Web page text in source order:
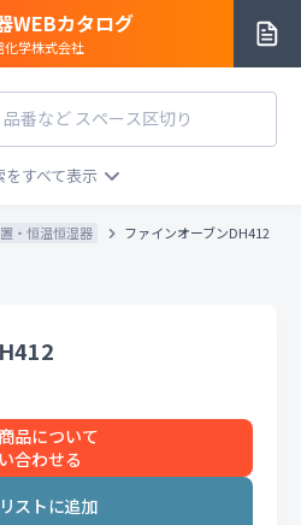
WEBカタログ
化学株式会社
・恒温恒湿器 ファインオーブンDH412
品について
合わせる